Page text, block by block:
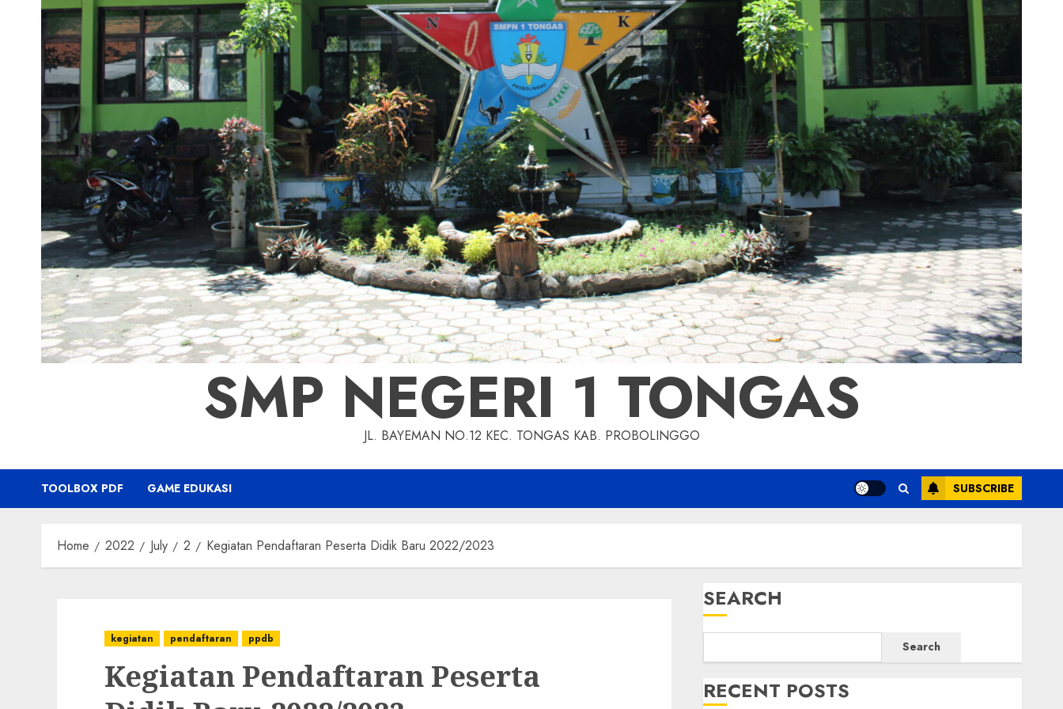
SMP NEGERI 1 TONGAS
JL. BAYEMAN NO.12 KEC. TONGAS KAB. PROBOLINGGO
TOOLBOX PDF GAME EDUKASI SUBSCRIBE
Home 2022 July 2 Kegiatan Pendaftaran Peserta Didik Baru 2022/2023
kegiatan pendaftaran ppdb
Kegiatan Pendaftaran Peserta
SEARCH
Search
RECENT POSTS